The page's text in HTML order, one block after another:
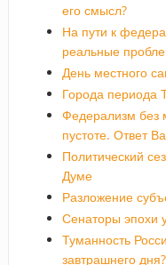
его смысл?
На пути к
реальные
День местного
Города периода
Федерализм без
пустоте. Ответ
Политический
Думе
Разложение
Сенаторы эпохи
Туманность
завтрашнего дня?